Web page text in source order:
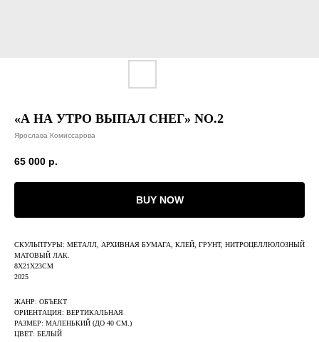
«А НА УТРО ВЫПАЛ СНЕГ» NO.2
Ярослава Комиссарова
65 000 р.
BUY NOW
СКУЛЬПТУРЫ: МЕТАЛЛ, АРХИВНАЯ БУМАГА, КЛЕЙ, ГРУНТ, НИТРОЦЕЛЛЮЛОЗНЫЙ
МАТОВЫЙ ЛАК.
8Х21Х23СМ
2025
ЖАНР: ОБЪЕКТ
ОРИЕНТАЦИЯ: ВЕРТИКАЛЬНАЯ
РАЗМЕР: МАЛЕНЬКИЙ (ДО 40 СМ.)
ЦВЕТ: БЕЛЫЙ